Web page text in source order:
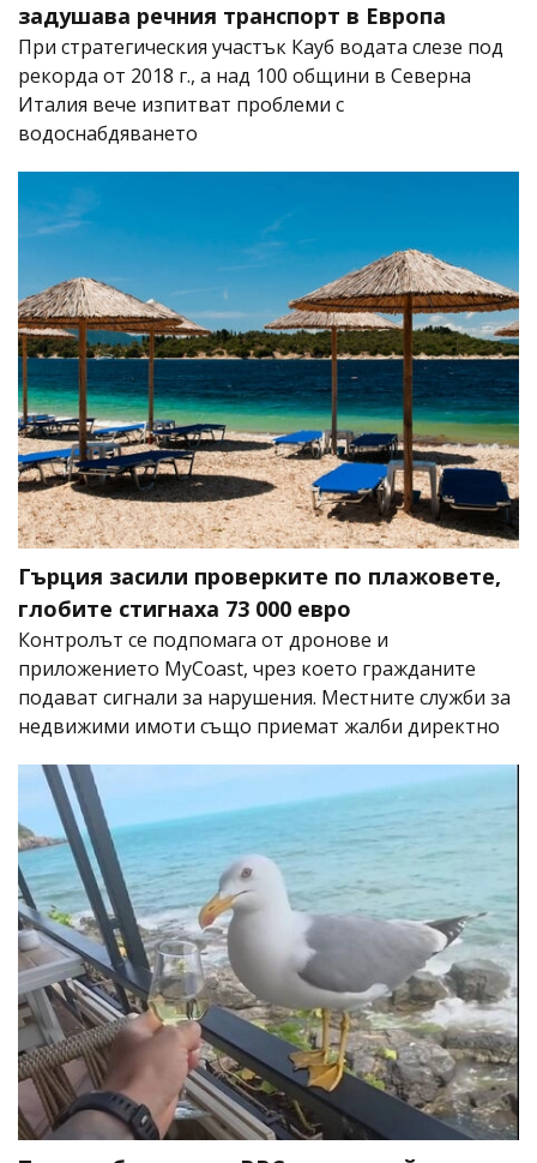
задушава речния транспорт в Европа
При стратегическия участък Кауб водата слезе под
рекорда от 2018 г., а над 100 общини в Северна
Италия вече изпитват проблеми с
водоснабдяването
Гърция засили проверките по плажовете,
глобите стигнаха 73 000 евро
Контролът се подпомага от дронове и
приложението MyCoast, чрез което гражданите
подават сигнали за нарушения. Местните служби за
недвижими имоти също приемат жалби директно